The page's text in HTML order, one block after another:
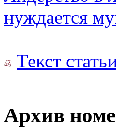
нуждается
Текст
Архив